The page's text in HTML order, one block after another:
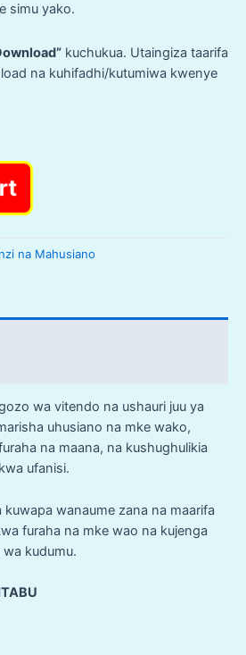
simu yako.
kuchukua. Utaingiza taarifa
na kuhifadhi/kutumiwa kwenye
na Mahusiano
wa vitendo na ushauri juu ya
uhusiano na mke wako,
na maana, na kushughulikia
ufanisi.
wanaume zana na maarifa
furaha na mke wao na kujenga
kudumu.